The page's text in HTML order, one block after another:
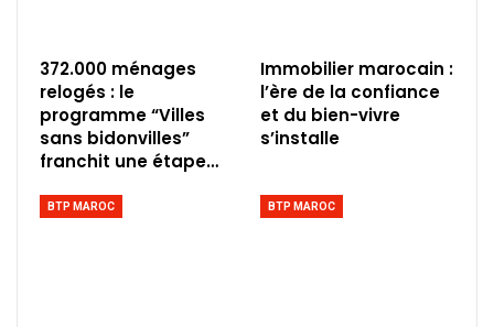
372.000 ménages
relogés : le
programme “Villes
sans bidonvilles”
franchit une étape…
Immobilier marocain :
l’ère de la confiance
et du bien-vivre
s’installe
BTP MAROC BTP MAROC